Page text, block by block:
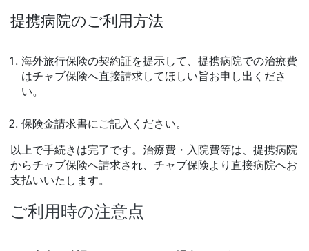
提携病院のご利用方法
海外旅行保険の契約証を提示して、提携病院での治療費
はチャブ保険へ直接請求してほしい旨お申し出くださ
い。
保険金請求書にご記入ください。
以上で手続きは完了です。治療費・入院費等は、提携病院
からチャブ保険へ請求され、チャブ保険より直接病院へお
支払いいたします。
ご利用時の注意点